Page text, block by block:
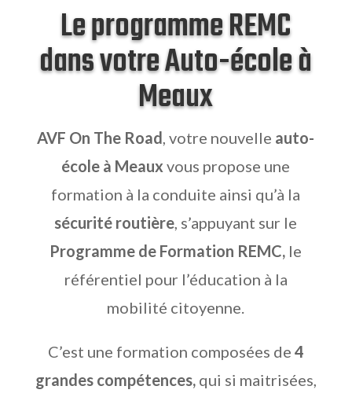
Le programme REMC
dans votre Auto-école à
Meaux
AVF On The Road , votre nouvelle auto-
école à Meaux vous propose une
formation à la conduite ainsi qu’à la
sécurité routière , s’appuyant sur le
Programme de Formation REMC, le
référentiel pour l’éducation à la
mobilité citoyenne.
C’est une formation composées de 4
grandes compétences, qui si maitrisées,